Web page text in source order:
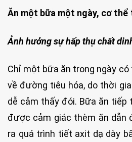
Ăn một bữa một ngày, cơ thể
Ảnh hưởng sự hấp thụ chất
Chỉ một bữa ăn trong ngày
về đường tiêu hóa, do thời
dễ cảm thấy đói. Bữa ăn tiếp
được cảm giác thèm ăn dẫn
ra quá trình tiết axit dạ dày